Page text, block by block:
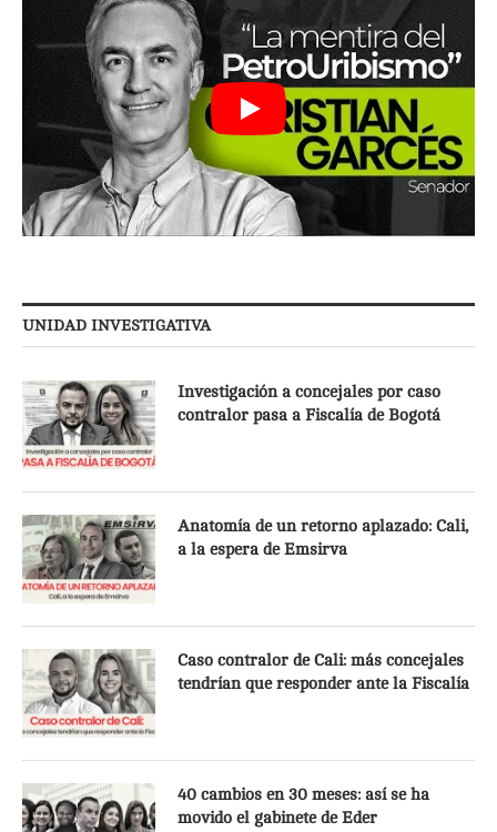
UNIDAD INVESTIGATIVA
Investigación a concejales por caso
contralor pasa a Fiscalía de Bogotá
Anatomía de un retorno aplazado: Cali,
a la espera de Emsirva
Caso contralor de Cali: más concejales
tendrían que responder ante la Fiscalía
40 cambios en 30 meses: así se ha
movido el gabinete de Eder